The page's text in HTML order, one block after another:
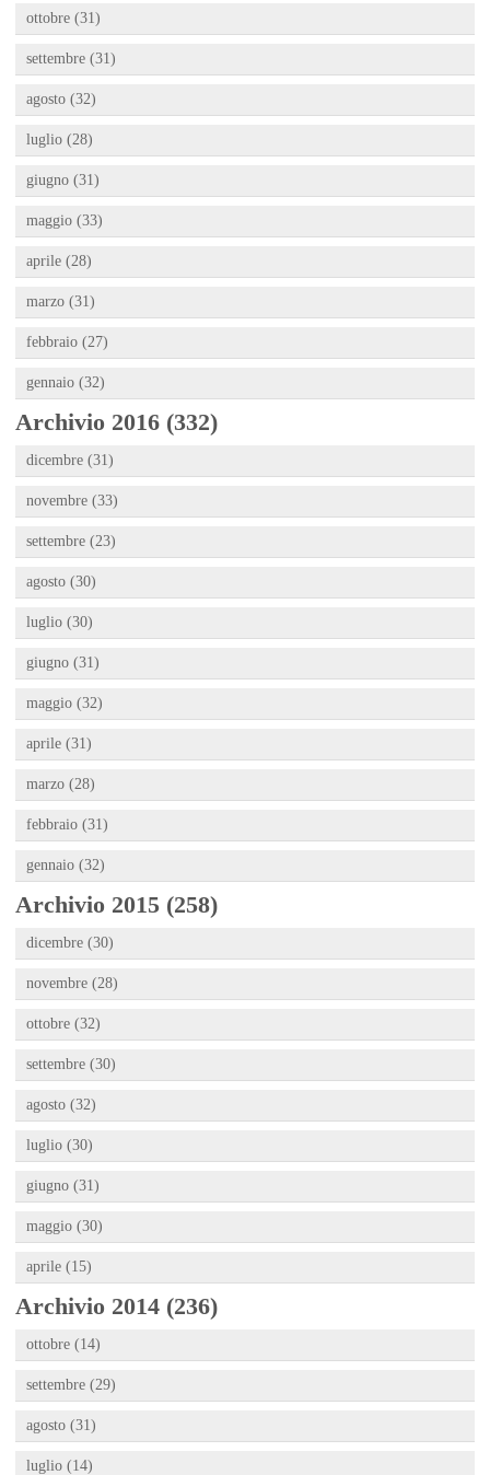
ottobre (31)
settembre (31)
agosto (32)
luglio (28)
giugno (31)
maggio (33)
aprile (28)
marzo (31)
febbraio (27)
gennaio (32)
Archivio 2016 (332)
dicembre (31)
novembre (33)
settembre (23)
agosto (30)
luglio (30)
giugno (31)
maggio (32)
aprile (31)
marzo (28)
febbraio (31)
gennaio (32)
Archivio 2015 (258)
dicembre (30)
novembre (28)
ottobre (32)
settembre (30)
agosto (32)
luglio (30)
giugno (31)
maggio (30)
aprile (15)
Archivio 2014 (236)
ottobre (14)
settembre (29)
agosto (31)
luglio (14)